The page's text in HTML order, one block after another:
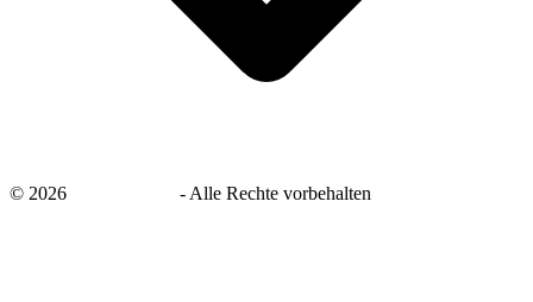
© 2026 - Alle Rechte vorbehalten